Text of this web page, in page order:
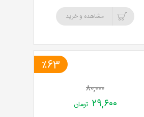
مشاهده و خرید
٪63
۸۰,۰۰۰
۲۹,۶۰۰ تومان